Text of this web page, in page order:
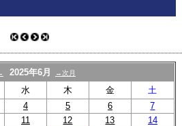
2025年6月 →次月
水 木 金
土
4 5 6
7
11 12 13
14